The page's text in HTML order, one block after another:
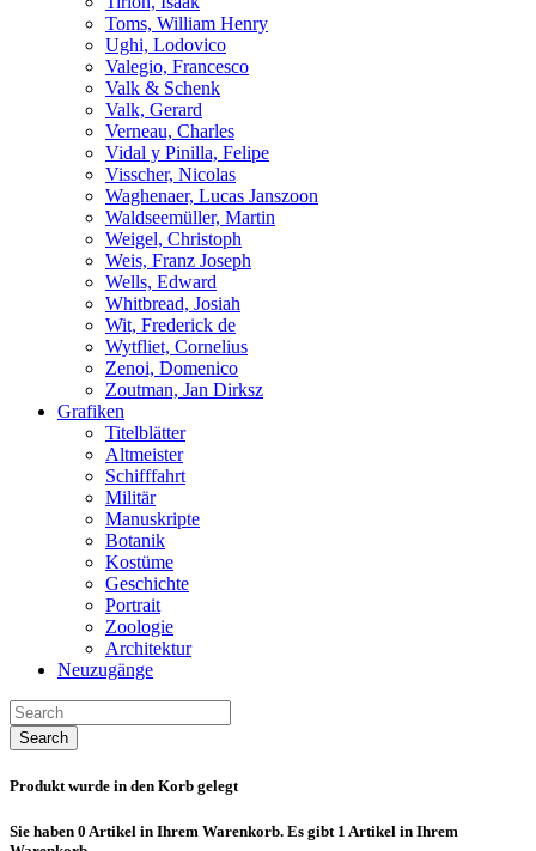
Toms, William Henry
Ughi, Lodovico
Valegio, Francesco
Valk & Schenk
Valk, Gerard
Verneau, Charles
Vidal y Pinilla, Felipe
Visscher, Nicolas
Waghenaer, Lucas Janszoon
Waldseemüller, Martin
Weigel, Christoph
Weis, Franz Joseph
Wells, Edward
Whitbread, Josiah
Wit, Frederick de
Wytfliet, Cornelius
Zenoi, Domenico
Zoutman, Jan Dirksz
Grafiken
Titelblätter
Altmeister
Schifffahrt
Militär
Manuskripte
Botanik
Kostüme
Geschichte
Portrait
Zoologie
Architektur
Neuzugänge
Search
Produkt wurde in den Korb gelegt
Sie haben 0 Artikel in Ihrem Warenkorb. Es gibt 1 Artikel in Ihrem